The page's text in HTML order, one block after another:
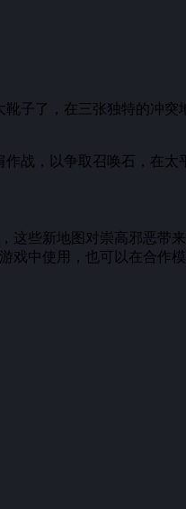
子了，在三张独特的冲
战，以争取召唤石，在
这些新地图对崇高邪恶带
戏中使用，也可以在合作